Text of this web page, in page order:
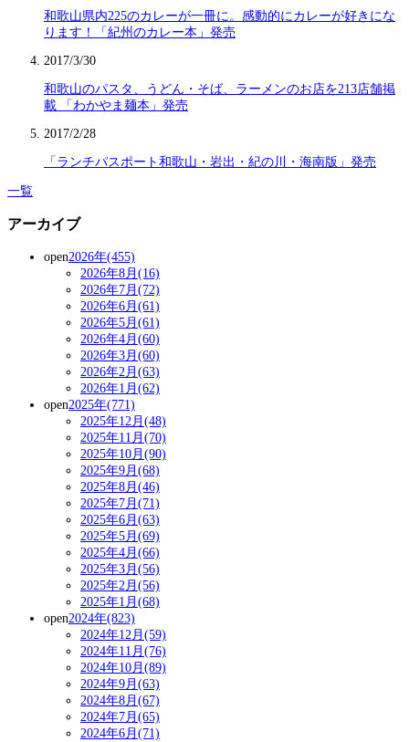
和歌山県内225のカレーが一冊に。感動的にカレーが好きにな
ります！「紀州のカレー本」発売
2017/3/30
和歌山のパスタ、うどん・そば、ラーメンのお店を213店舗掲
載 「わかやま麺本」発売
2017/2/28
「ランチパスポート和歌山・岩出・紀の川・海南版」発売
一覧
アーカイブ
open2026年(455)
2026年8月(16)
2026年7月(72)
2026年6月(61)
2026年5月(61)
2026年4月(60)
2026年3月(60)
2026年2月(63)
2026年1月(62)
open2025年(771)
2025年12月(48)
2025年11月(70)
2025年10月(90)
2025年9月(68)
2025年8月(46)
2025年7月(71)
2025年6月(63)
2025年5月(69)
2025年4月(66)
2025年3月(56)
2025年2月(56)
2025年1月(68)
open2024年(823)
2024年12月(59)
2024年11月(76)
2024年10月(89)
2024年9月(63)
2024年8月(67)
2024年7月(65)
2024年6月(71)